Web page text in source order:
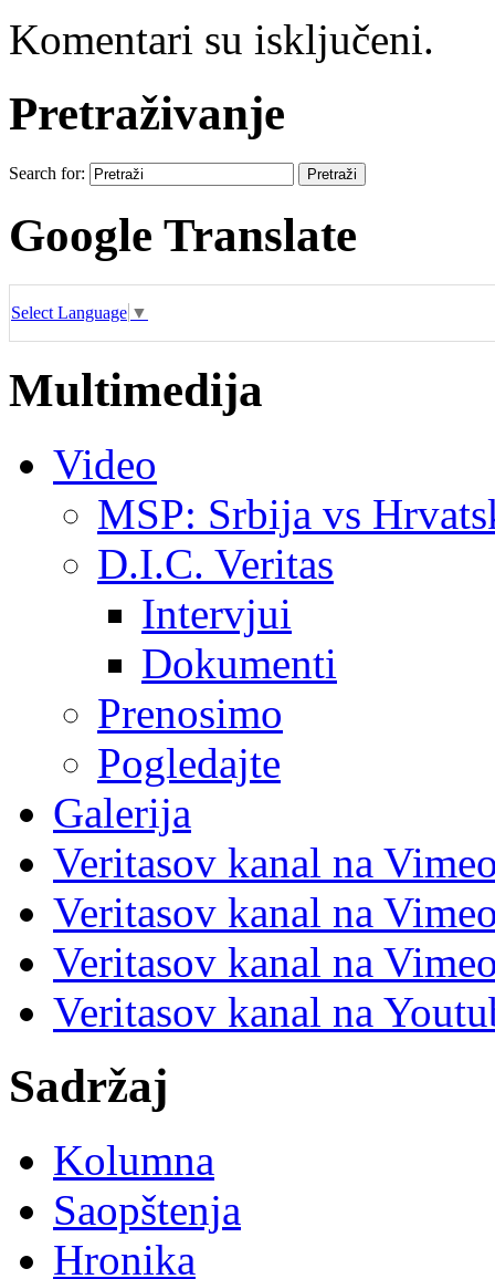
Komentari su isključeni.
Pretraživanje
Search for:
Google Translate
Select Language ▼
Multimedija
Video
MSP: Srbija vs
D.I.C. Veritas
Intervjui
Dokumenti
Prenosimo
Pogledajte
Galerija
Veritasov kanal na
Veritasov kanal na
Veritasov kanal na
Veritasov kanal na
Sadržaj
Kolumna
Saopštenja
Hronika